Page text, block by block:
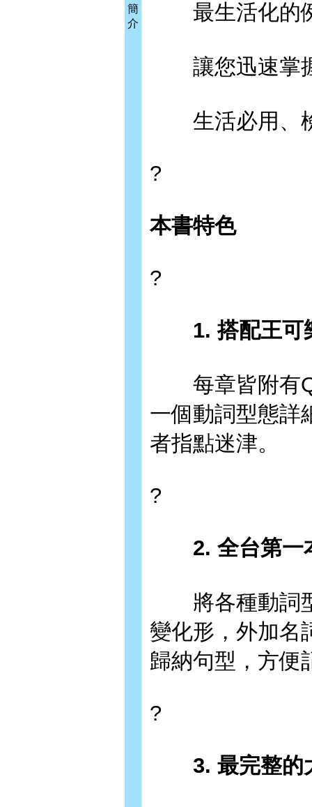
簡
介
最生活化的
讓您迅速掌
生活必用、檢
?
本書特色
?
1. 搭配王可
每章皆附有
一個動詞型態詳
者指點迷津。
?
2. 全台第一
將各種動詞型
變化形，外加名
歸納句型，方便
?
3. 最完整的